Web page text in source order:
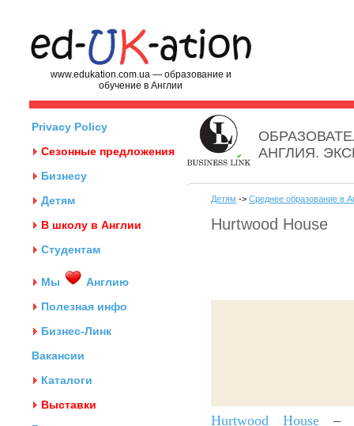
www.edukation.com.ua — образование и
обучение в Англии
Privacy Policy
Сезонные предложения
Бизнесу
Детям
В школу в Англии
Студентам
Мы
Англию
Полезная инфо
Бизнес-Линк
Вакансии
Каталоги
Выставки
АНГЛИЯ.
Детям -> Среднее образование в
Hurtwood House
Hurtwood House –